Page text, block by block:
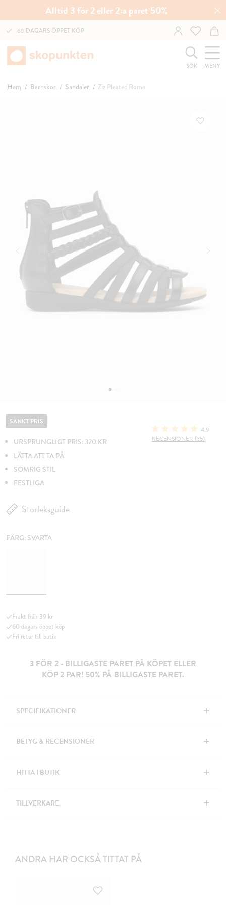
Alltid 3 för 2 eller 2:a paret 50%
60 DAGARS ÖPPET KÖP
SÖK MENY
Hem Barnskor Sandaler Ziz Pleated Rome
SÄNKT PRIS
URSPRUNGLIGT PRIS: 320 KR
LÄTTA ATT TA PÅ
SOMRIG STIL
FESTLIGA
4.9
RECENSIONER (35)
Storleksguide
FÄRG: SVARTA
Frakt från 39 kr
60 dagars öppet köp
Fri retur till butik
3 FÖR 2 - BILLIGASTE PARET PÅ KÖPET ELLER
KÖP 2 PAR! 50% PÅ BILLIGASTE PARET.
SPECIFIKATIONER +
BETYG & RECENSIONER +
HITTA I BUTIK +
TILLVERKARE +
ANDRA HAR OCKSÅ TITTAT PÅ